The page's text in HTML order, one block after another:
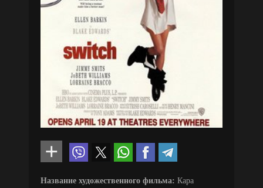
Название художественного фильма: Кара